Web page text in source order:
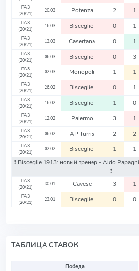
ITA3
(20/21)
20.03 Potenza 2 1
ITA3
(20/21)
16.03 Bisceglie 0 1
ITA3
(20/21)
13.03 Casertana 0 1
ITA3
(20/21)
06.03 Bisceglie 0 3
ITA3
(20/21)
02.03 Monopoli 1 1
ITA3
(20/21)
26.02 Bisceglie 0 1
ITA3
(20/21)
16.02 Bisceglie 1 0
ITA3
(20/21)
12.02 Palermo 3 1
ITA3
(20/21)
06.02 AP Turris 2 2
ITA3
(20/21)
02.02 Bisceglie 1 1
❗️ Bisceglie 1913: новый тренер - Aldo Papagni
❗️
ITA3
(20/21)
30.01 Cavese 3 1
ITA3
(20/21)
23.01 Bisceglie 0 0
ТАБЛИЦА СТАВОК
Победа